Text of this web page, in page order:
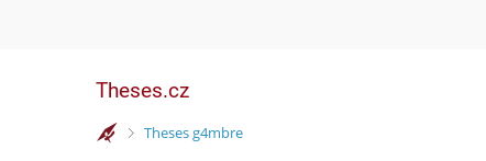
Theses.cz
>
Theses g4mbre